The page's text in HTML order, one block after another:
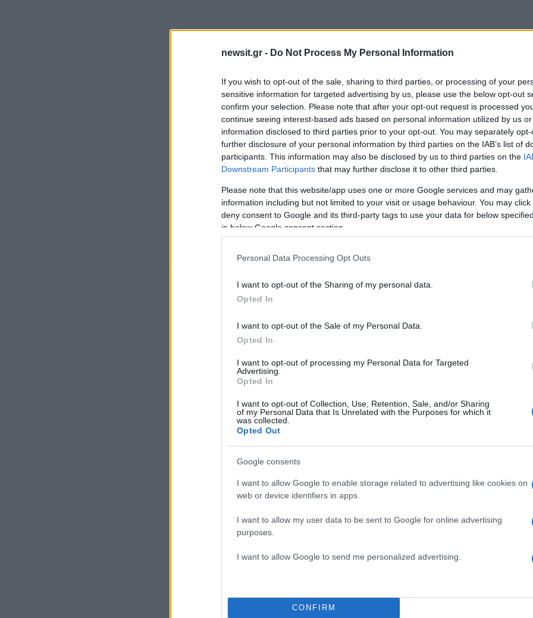
newsit.gr - Do Not Process My Personal Information
If you wish to opt-out of the sale, sharing to third parties, or processing of your
sensitive information for targeted advertising by us, please use the below opt-out
confirm your selection. Please note that after your opt-out request is processed
continue seeing interest-based ads based on personal information utilized by us
information disclosed to third parties prior to your opt-out. You may separately
further disclosure of your personal information by third parties on the IAB’s list of
participants. This information may also be disclosed by us to third parties on the
Downstream Participants that may further disclose it to other third parties.
Please note that this website/app uses one or more Google services and may
information including but not limited to your visit or usage behaviour. You may
deny consent to Google and its third-party tags to use your data for below
in below Google consent section.
Personal Data Processing Opt Outs
I want to opt-out of the Sharing of my personal data.
Opted In
I want to opt-out of the Sale of my Personal Data.
Opted In
I want to opt-out of processing my Personal Data for Targeted
Advertising.
Opted In
I want to opt-out of Collection, Use, Retention, Sale, and/or Sharing
of my Personal Data that Is Unrelated with the Purposes for which it
was collected.
Opted Out
Google consents
I want to allow Google to enable storage related to advertising like cookies on
web or device identifiers in apps.
I want to allow my user data to be sent to Google for online advertising
purposes.
I want to allow Google to send me personalized advertising.
CONFIRM
Για την κατάσβεσή της κινητοποιήθηκαν 72 πυροσβέστες με 18 οχήματα
τέσσερις ομάδες πεζοπόρων τμημάτων.